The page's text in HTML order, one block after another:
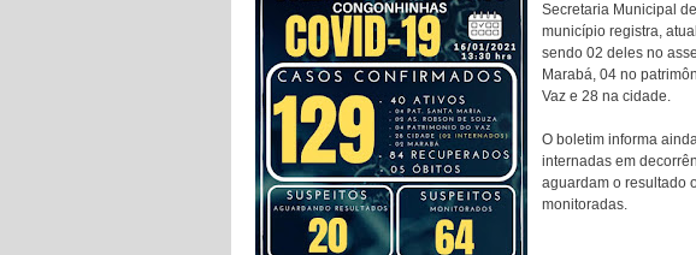
Secretaria Municipal
município registra,
sendo 02 deles no
Marabá, 04 no
Vaz e 28 na cidade.
O boletim informa
internadas em
aguardam o resultado
monitoradas.